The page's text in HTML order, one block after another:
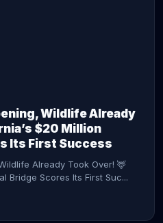
Wildlife Already
$20 Million
Its First Success
Already Took Over! 🦌
Bridge Scores Its First Suc...